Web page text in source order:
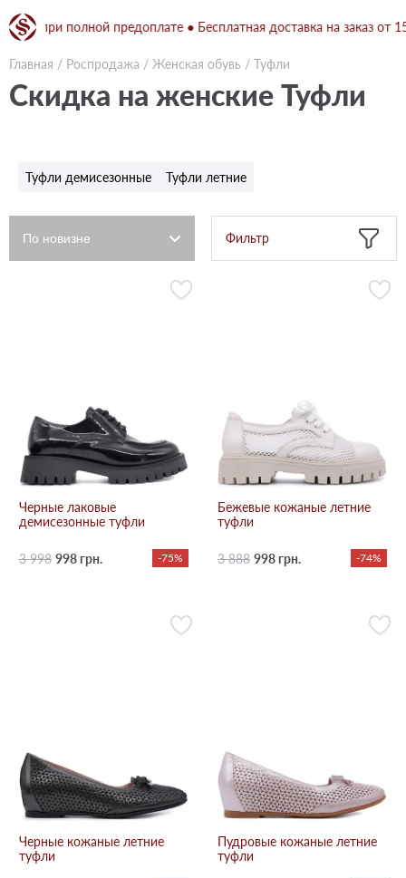
при полной предоплате ● Бесплатная доставка на заказ от
Главная / Роспродажа / Женская обувь / Туфли
Скидка на женские Туфли
Туфли демисезонные Туфли летние
Фильтр
Черные лаковые
демисезонные туфли
3 998 998 грн. -75%
Бежевые кожаные летние
туфли
3 888 998 грн. -74%
Черные кожаные летние
туфли
Пудровые кожаные летние
туфли